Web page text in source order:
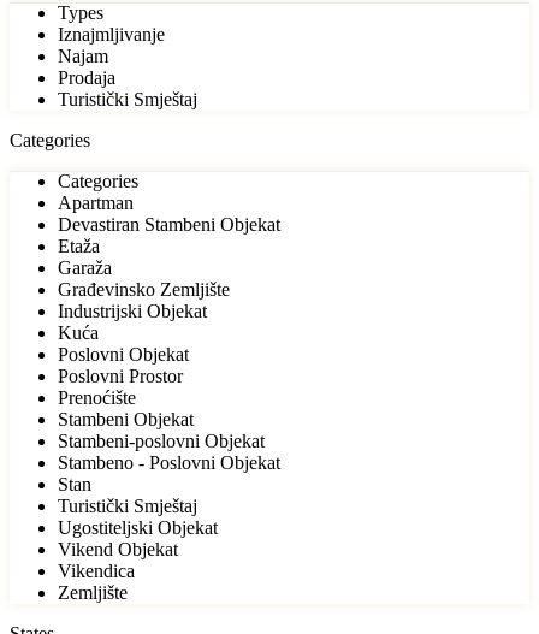
Types
Iznajmljivanje
Najam
Prodaja
Turistički Smještaj
Categories
Categories
Apartman
Devastiran Stambeni Objekat
Etaža
Garaža
Građevinsko Zemljište
Industrijski Objekat
Kuća
Poslovni Objekat
Poslovni Prostor
Prenoćište
Stambeni Objekat
Stambeni-poslovni Objekat
Stambeno - Poslovni Objekat
Stan
Turistički Smještaj
Ugostiteljski Objekat
Vikend Objekat
Vikendica
Zemljište